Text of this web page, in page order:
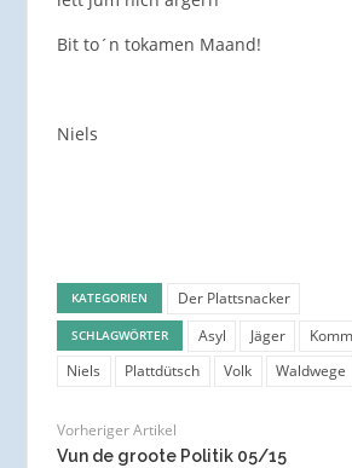
Bit to´n tokamen Maand!
Niels
KATEGORIEN Der Plattsnacker
SCHLAGWÖRTER Asyl Jäger
Niels
Plattdütsch Volk Waldwege
Vorheriger Artikel
Vun de groote Politik 05/15